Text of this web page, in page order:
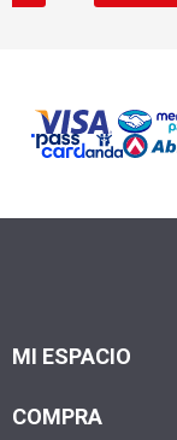
MI ESPACIO
COMPRA